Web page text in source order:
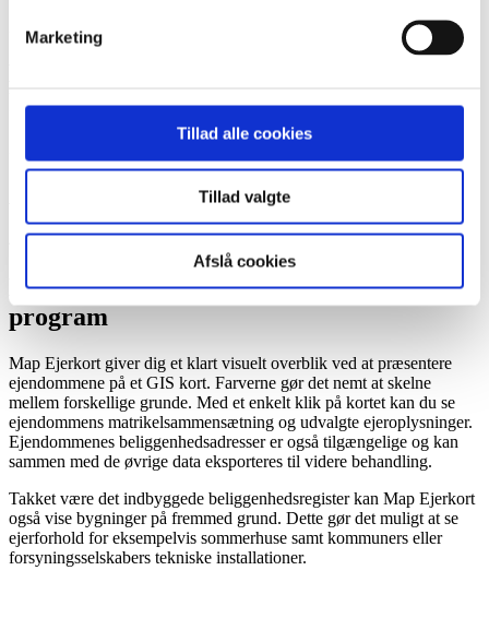
Marketing
Tillad alle cookies
Tillad valgte
Afslå cookies
kort
Ajourført data hver dag
Brug data i dit eget GIS- eller CAD-
program
Map Ejerkort giver dig et klart visuelt overblik ved at præsentere
ejendommene på et GIS kort. Farverne gør det nemt at skelne
mellem forskellige grunde. Med et enkelt klik på kortet kan du se
ejendommens matrikelsammensætning og udvalgte ejeroplysninger.
Ejendommenes beliggenhedsadresser er også tilgængelige og kan
sammen med de øvrige data eksporteres til videre behandling.
Takket være det indbyggede beliggenhedsregister kan Map Ejerkort
også vise bygninger på fremmed grund. Dette gør det muligt at se
ejerforhold for eksempelvis sommerhuse samt kommuners eller
forsyningsselskabers tekniske installationer.